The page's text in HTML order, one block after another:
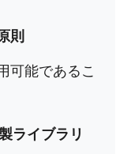
則
可能であるこ
ライブラリ